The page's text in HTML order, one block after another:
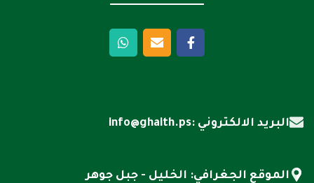
البريد الالكتروني :info@ghaith.ps
الموقع الجغرافي: الخليل - جبل جوهر